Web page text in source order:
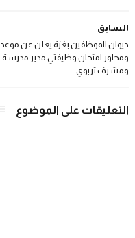
السابق
ديوان الموظفين بغزة يعلن عن موعد
ومحاور امتحان وظيفتي مدير مدرسة
ومشرف تربوي
التعليقات على الموضوع